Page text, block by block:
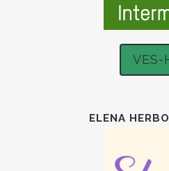
VES-
ELENA